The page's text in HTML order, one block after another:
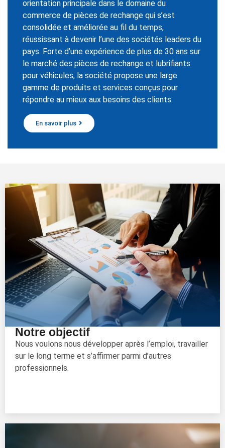
orientation principale dans le domaine du
commerce de pièces de rechange qui s’est
consolidée et améliorée au fil du temps,
réussissant à devenir l’une des sociétés leaders du
pays. Forte d’une expérience de plus de 30 ans sur
le marché des pièces de rechange et lubrifiants
pour véhicules, la société propose une large
gamme de produits et services conçus pour
répondre au mieux aux besoins des clients.
En savoir plus
Notre objectif
Nous voulons nous développer après l’emploi, travailler
sur le long terme et s’affirmer parmi d’autres
professionnels.